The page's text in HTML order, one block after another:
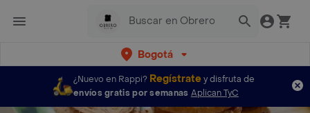
Bogotá
¿Nuevo en Rappi? Regístratey disfruta de
envíos gratis por semanas Aplican TyC